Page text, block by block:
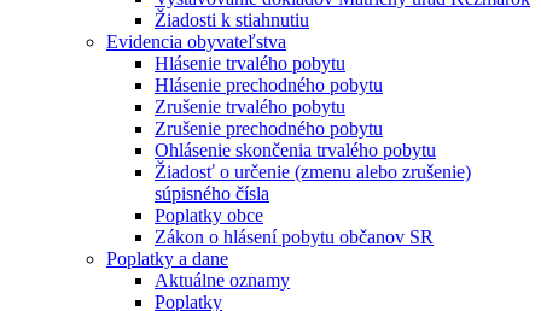
Žiadosti k stiahnutiu
Evidencia obyvateľstva
Hlásenie trvalého pobytu
Hlásenie prechodného pobytu
Zrušenie trvalého pobytu
Zrušenie prechodného pobytu
Ohlásenie skončenia trvalého pobytu
Žiadosť o určenie (zmenu alebo zrušenie)
súpisného čísla
Poplatky obce
Zákon o hlásení pobytu občanov SR
Poplatky a dane
Aktuálne oznamy
Poplatky